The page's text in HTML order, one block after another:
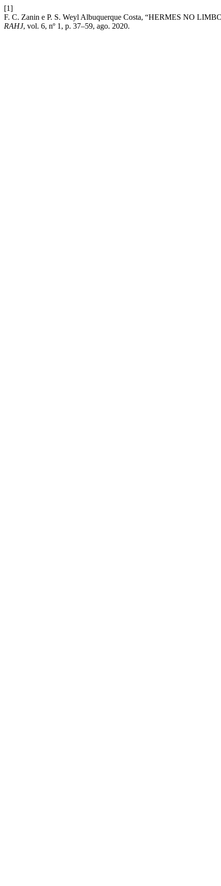
[1]
F. C. Zanin e P. S. Weyl Albuquerque Costa, “HERMES NO
RAHJ, vol. 6, nº 1, p. 37–59, ago. 2020.